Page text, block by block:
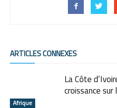
ARTICLES CONNEXES
Afrique
La Côte
croissance